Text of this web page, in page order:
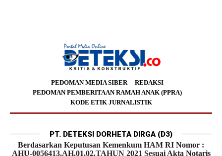
PEDOMAN MEDIA SIBER
REDAKSI
PEDOMAN PEMBERITAAN RAMAH ANAK (PPRA)
KODE ETIK JURNALISTIK
PT. DETEKSI DORHETA DIRGA (D3)
Berdasarkan Keputusan Kemenkum HAM RI Nomor :
AHU-0056413.AH.01.02.TAHUN 2021 Sesuai Akta Notaris